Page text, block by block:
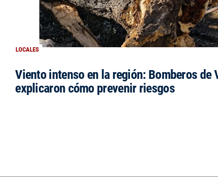
LOCALES
Viento intenso en la región: Bomberos de
explicaron cómo prevenir riesgos